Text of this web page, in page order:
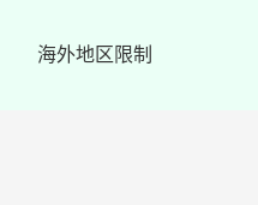
海外地区限制